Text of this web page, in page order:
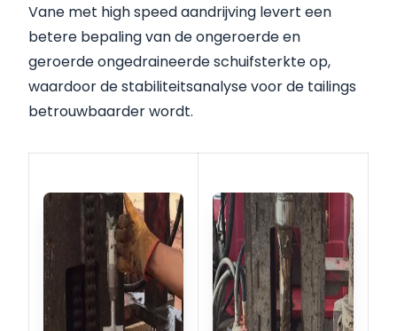
Vane met high speed aandrijving levert een
betere bepaling van de ongeroerde en
geroerde ongedraineerde schuifsterkte op,
waardoor de stabiliteitsanalyse voor de tailings
betrouwbaarder wordt.